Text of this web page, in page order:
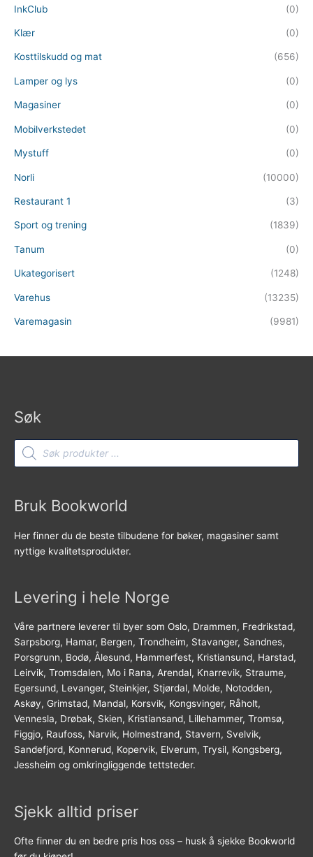
InkClub (0)
Klær (0)
Kosttilskudd og mat (656)
Lamper og lys (0)
Magasiner (0)
Mobilverkstedet (0)
Mystuff (0)
Norli (10000)
Restaurant 1 (3)
Sport og trening (1839)
Tanum (0)
Ukategorisert (1248)
Varehus (13235)
Varemagasin (9981)
Søk
Products
search
Bruk Bookworld
Her finner du de beste tilbudene for bøker, magasiner samt
nyttige kvalitetsprodukter.
Levering i hele Norge
Våre partnere leverer til byer som Oslo, Drammen, Fredrikstad,
Sarpsborg, Hamar, Bergen, Trondheim, Stavanger, Sandnes,
Porsgrunn, Bodø, Ålesund, Hammerfest, Kristiansund, Harstad,
Leirvik, Tromsdalen, Mo i Rana, Arendal, Knarrevik, Straume,
Egersund, Levanger, Steinkjer, Stjørdal, Molde, Notodden,
Askøy, Grimstad, Mandal, Korsvik, Kongsvinger, Råholt,
Vennesla, Drøbak, Skien, Kristiansand, Lillehammer, Tromsø,
Figgjo, Raufoss, Narvik, Holmestrand, Stavern, Svelvik,
Sandefjord, Konnerud, Kopervik, Elverum, Trysil, Kongsberg,
Jessheim og omkringliggende tettsteder.
Sjekk alltid priser
Ofte finner du en bedre pris hos oss – husk å sjekke Bookworld